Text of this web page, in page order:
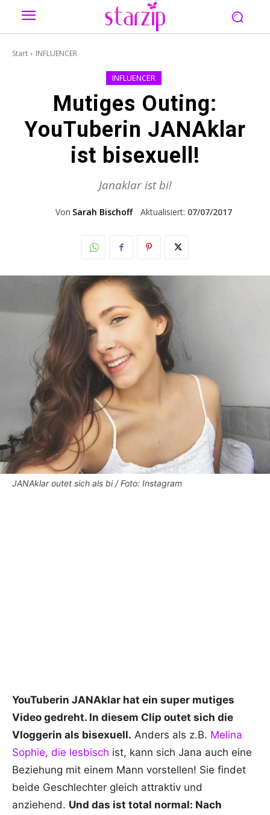
Start INFLUENCER
INFLUENCER
Mutiges Outing:
YouTuberin JANAklar
ist bisexuell!
Janaklar ist bi!
Von Sarah Bischoff Aktualisiert: 07/07/2017
JANAklar outet sich als bi / Foto: Instagram
YouTuberin JANAklar hat ein super mutiges
Video gedreht. In diesem Clip outet sich die
Vloggerin als bisexuell. Anders als z.B. Melina
Sophie, die lesbisch ist, kann sich Jana auch eine
Beziehung mit einem Mann vorstellen! Sie findet
beide Geschlechter gleich attraktiv und
anziehend. Und das ist total normal: Nach